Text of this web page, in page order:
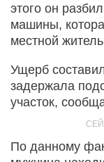
этого он
машины,
местной
Ущерб
задержала
участок,
По данному